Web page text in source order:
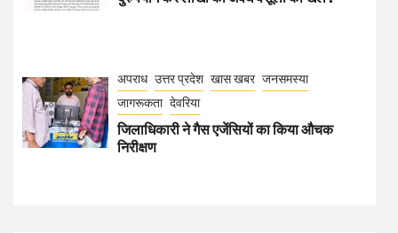
अपराध उत्तर प्रदेश खास खबर जनसमस्या
जागरूकता देवरिया
जिलाधिकारी ने गैस एजेंसियों का किया औचक
निरीक्षण